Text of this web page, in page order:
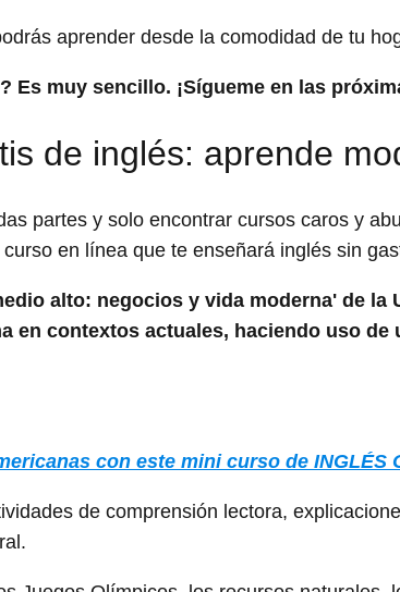
aprender desde la comodidad de tu
Es muy sencillo. ¡Sígueme en las
de inglés: aprende
partes y solo encontrar cursos caros y
en línea que te enseñará inglés sin
alto: negocios y vida moderna' de la
en contextos actuales, haciendo uso
con este mini curso de INGLÉS
de comprensión lectora,